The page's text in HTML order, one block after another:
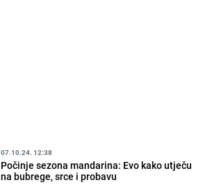
07.10.24. 12:38
Počinje sezona mandarina: Evo kako utječu
na bubrege, srce i probavu